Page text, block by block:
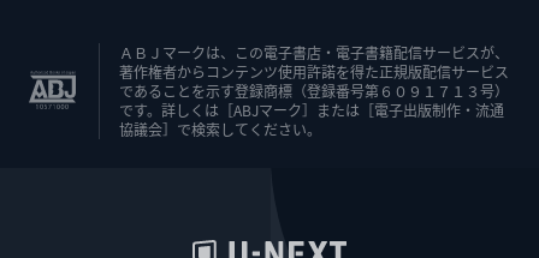
ＡＢＪマークは、この電子書店・電子書籍配信サービスが、
著作権者からコンテンツ使用許諾を得た正規版配信サービス
であることを示す登録商標（登録番号第６０９１７１３号）
です。詳しくは［ABJマーク］または［電子出版制作・流通
協議会］で検索してください。